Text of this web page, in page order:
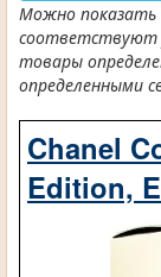
Можно
соответствуют
товары
определенными
Chanel
Edition,